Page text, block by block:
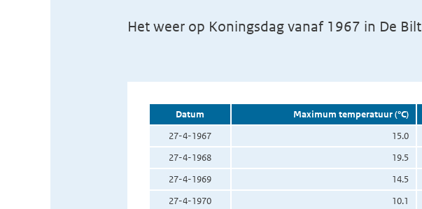
Het weer op Koningsdag vanaf 1967 in De Bilt
Datum Maximum temperatuur (°C)
27-4-1967
15.0
27-4-1968
19.5
27-4-1969
14.5
27-4-1970
10.1